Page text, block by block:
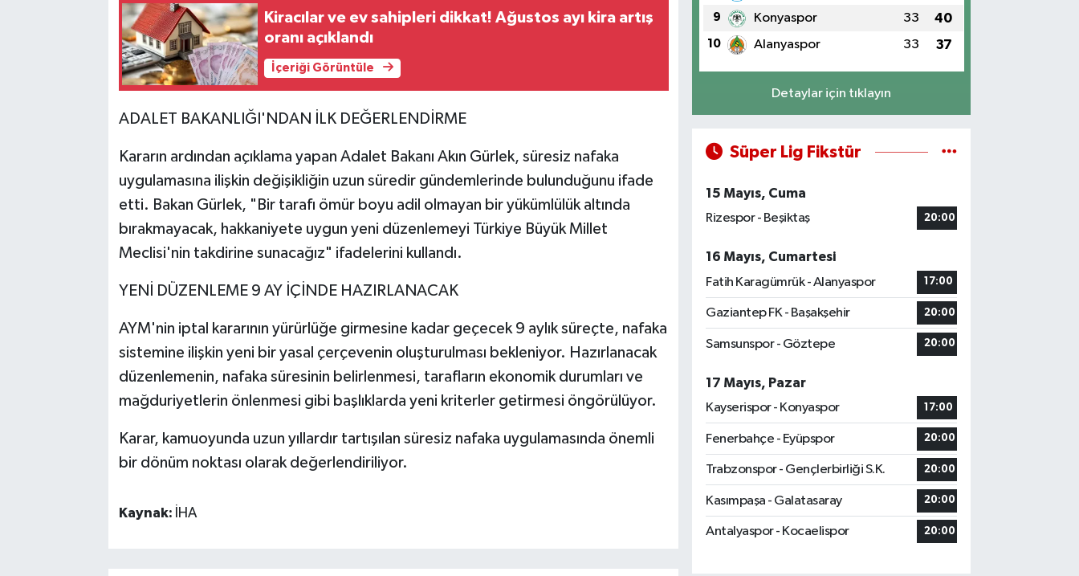
Kiracılar ve ev sahipleri dikkat! Ağustos ayı kira artış
oranı açıklandı
İçeriği Görüntüle
ADALET BAKANLIĞI'NDAN İLK DEĞERLENDİRME
Kararın ardından açıklama yapan Adalet Bakanı Akın Gürlek, süresiz nafaka
uygulamasına ilişkin değişikliğin uzun süredir gündemlerinde bulunduğunu ifade
etti. Bakan Gürlek, "Bir tarafı ömür boyu adil olmayan bir yükümlülük altında
bırakmayacak, hakkaniyete uygun yeni düzenlemeyi Türkiye Büyük Millet
Meclisi'nin takdirine sunacağız" ifadelerini kullandı.
YENİ DÜZENLEME 9 AY İÇİNDE HAZIRLANACAK
AYM'nin iptal kararının yürürlüğe girmesine kadar geçecek 9 aylık süreçte, nafaka
sistemine ilişkin yeni bir yasal çerçevenin oluşturulması bekleniyor. Hazırlanacak
düzenlemenin, nafaka süresinin belirlenmesi, tarafların ekonomik durumları ve
mağduriyetlerin önlenmesi gibi başlıklarda yeni kriterler getirmesi öngörülüyor.
Karar, kamuoyunda uzun yıllardır tartışılan süresiz nafaka uygulamasında önemli
bir dönüm noktası olarak değerlendiriliyor.
Kaynak: İHA
9 Konyaspor 33 40
10 Alanyaspor 33 37
Detaylar için tıklayın
Süper Lig Fikstür
15 Mayıs, Cuma
Rizespor - Beşiktaş
20:00
16 Mayıs, Cumartesi
Fatih Karagümrük - Alanyaspor
17:00
Gaziantep FK - Başakşehir 20:00
Samsunspor - Göztepe 20:00
17 Mayıs, Pazar
Kayserispor - Konyaspor
17:00
Fenerbahçe - Eyüpspor 20:00
Trabzonspor - Gençlerbirliği S.K. 20:00
Kasımpaşa - Galatasaray 20:00
Antalyaspor - Kocaelispor 20:00